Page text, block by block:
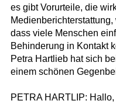
es gibt Vorurteile, die
dass viele Menschen
Behinderung in Kontakt
Petra Hartlieb hat sich
einem schönen
PETRA HARTLIP: